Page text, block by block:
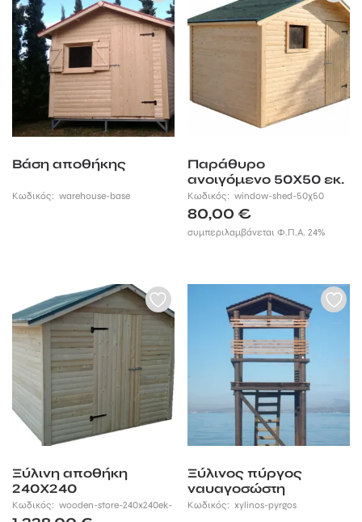
Βάση αποθήκης
Κωδικός: warehouse-base
Παράθυρο
ανοιγόμενο 50Χ50 εκ.
Κωδικός:window-shed-50χ50
80,00€
συμπεριλαμβάνεται Φ.Π.Α. 24%
Ξύλινη αποθήκη
240Χ240
Κωδικός: wooden-store-240x240ek-
Ξύλινος πύργος
ναυαγοσώστη
Κωδικός:xylinos-pyrgos